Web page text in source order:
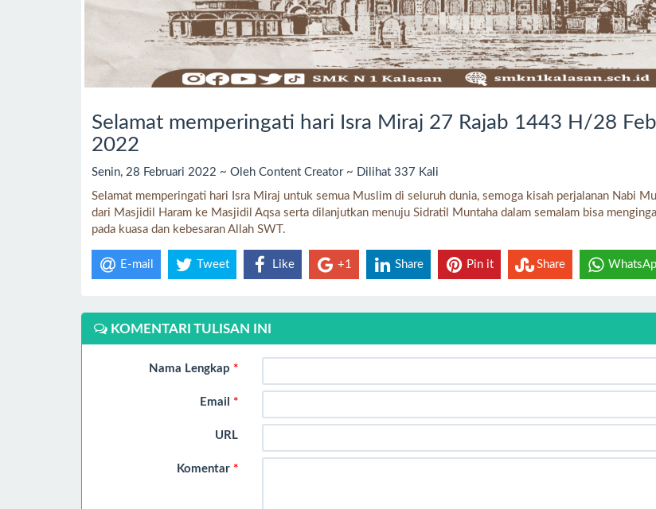
Selamat memperingati hari Isra Miraj 27 Rajab 1443 H/28
2022
Senin, 28 Februari 2022 ~ Oleh Content Creator ~ Dilihat 337 Kali
Selamat memperingati hari Isra Miraj untuk semua Muslim di seluruh dunia, semoga kisah perjalanan Nabi
dari Masjidil Haram ke Masjidil Aqsa serta dilanjutkan menuju Sidratil Muntaha dalam semalam bisa
pada kuasa dan kebesaran Allah SWT.
E-mail Tweet Like +1 Share Pin it Share
KOMENTARI TULISAN INI
Nama Lengkap *
Email *
URL
Komentar *